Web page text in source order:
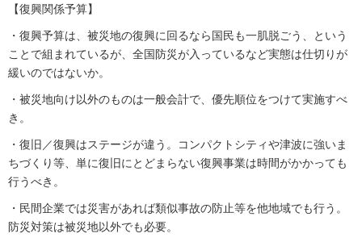
【復興関係予算】
・復興予算は、被災地の復興に回るなら国民も一肌脱ごう、という
ことで組まれているが、全国防災が入っているなど実態は仕切りが
緩いのではないか。
・被災地向け以外のものは一般会計で、優先順位をつけて実施すべ
き。
・復旧／復興はステージが違う。コンパクトシティや津波に強いま
ちづくり等、単に復旧にとどまらない復興事業は時間がかかっても
行うべき。
・民間企業では災害があれば類似事故の防止等を他地域でも行う。
防災対策は被災地以外でも必要。